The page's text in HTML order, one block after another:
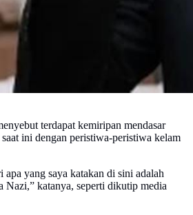
terdapat kemiripan mendasar
ini dengan peristiwa-peristiwa kelam
apa yang saya katakan di sini adalah
Nazi,” katanya, seperti dikutip media